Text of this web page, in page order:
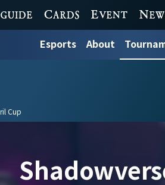
CARDS EVENT NEWS
Esports About
Cup